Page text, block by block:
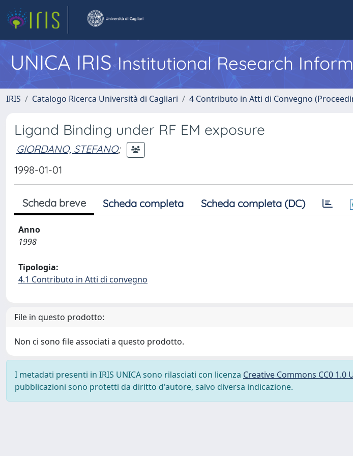
UNICA IRISInstitutional Research
IRIS Catalogo Ricerca Università di Cagliari 4 Contributo in Atti di Convegno
Ligand Binding under RF EM exposure
GIORDANO, STEFANO;
1998-01-01
Scheda breve Scheda completa Scheda completa (DC)
Anno
1998
Tipologia:
4.1 Contributo in Atti di convegno
File in questo prodotto:
Non ci sono file associati a questo prodotto.
I metadati presenti in IRIS UNICA sono rilasciati con licenza Creative Commons CC0 1.0
pubblicazioni sono protetti da diritto d'autore, salvo diversa indicazione.